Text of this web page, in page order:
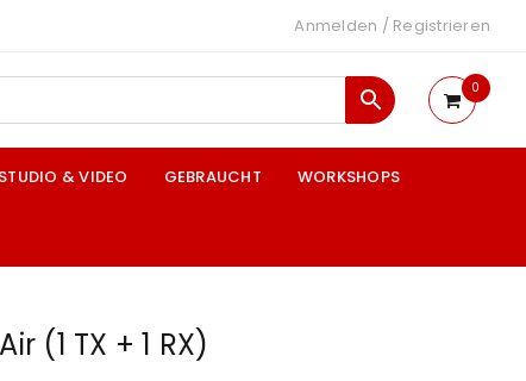
Anmelden / Registrieren
0
STUDIO & VIDEO GEBRAUCHT WORKSHOPS
(1 TX + 1 RX)